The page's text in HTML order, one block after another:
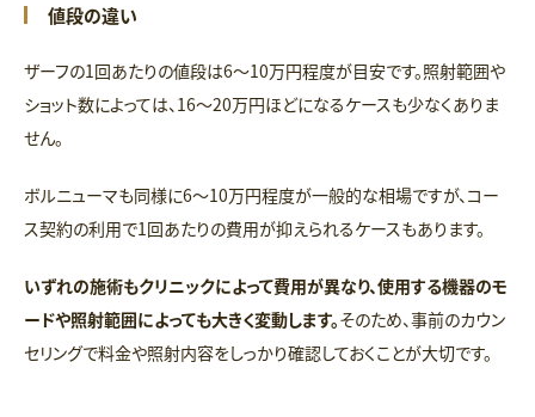
値段の違い
ザーフの1回あたりの値段は6〜10万円程度が目安です。照射範囲や
ショット数によっては、16〜20万円ほどになるケースも少なくありま
せん。
ボルニューマも同様に6〜10万円程度が一般的な相場ですが、コー
ス契約の利用で1回あたりの費用が抑えられるケースもあります。
いずれの施術もクリニックによって費用が異なり、使用する機器のモ
ードや照射範囲によっても大きく変動します。そのため、事前のカウン
セリングで料金や照射内容をしっかり確認しておくことが大切です。